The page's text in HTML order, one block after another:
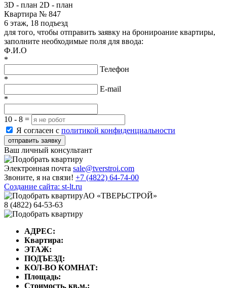
3D - план 2D - план
Квартира № 847
6 этаж, 18 подъезд
для того, чтобы отправить заявку на бронироание квартиры,
заполните необходимые поля для ввода:
Ф.И.О
*
Телефон
*
E-mail
*
10 - 8 =
Я согласен с политикой конфиденциальности
отправить заявку
Ваш личный консультант
Электронная почта sale@tverstroi.com
Звоните, я на связи! +7 (4822) 64-74-00
Создание сайта: st-lt.ru
АО «ТВЕРЬСТРОЙ»
8 (4822) 64-53-63
АДРЕС:
Квартира:
ЭТАЖ:
ПОДЪЕЗД:
КОЛ-ВО КОМНАТ:
Площадь:
Стоимость, кв.м.: